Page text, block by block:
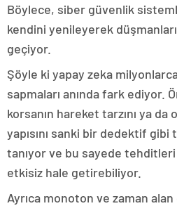
Böylece, siber güvenlik
kendini yenileyerek
geçiyor.
Şöyle ki yapay zeka
sapmaları anında fark ediyor.
korsanın hareket tarzını ya
yapısını sanki bir dedektif
tanıyor ve bu sayede
etkisiz hale getirebiliyor.
Ayrıca monoton ve zaman